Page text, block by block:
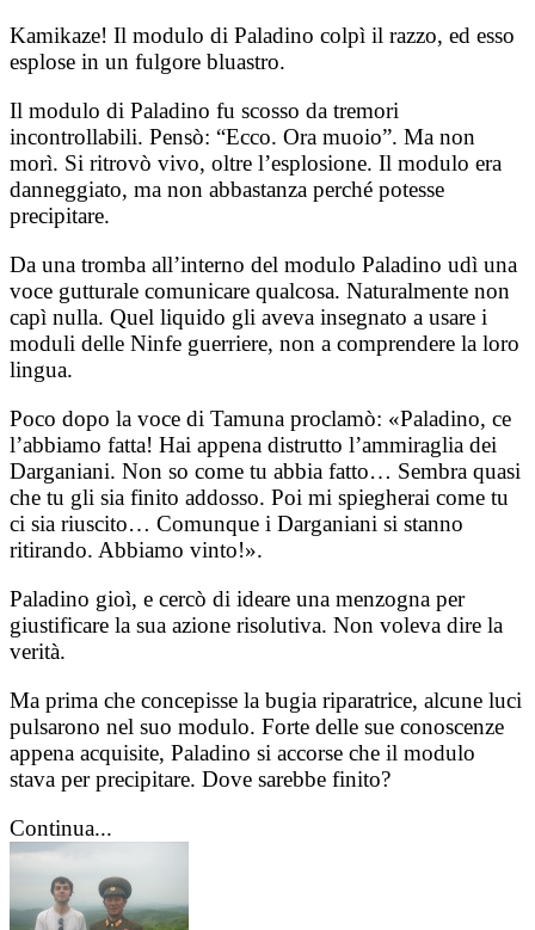
Kamikaze! Il modulo di Paladino colpì il razzo, ed esso
esplose in un fulgore bluastro.
Il modulo di Paladino fu scosso da tremori
incontrollabili. Pensò: “Ecco. Ora muoio”. Ma non
morì. Si ritrovò vivo, oltre l’esplosione. Il modulo era
danneggiato, ma non abbastanza perché potesse
precipitare.
Da una tromba all’interno del modulo Paladino udì una
voce gutturale comunicare qualcosa. Naturalmente non
capì nulla. Quel liquido gli aveva insegnato a usare i
moduli delle Ninfe guerriere, non a comprendere la loro
lingua.
Poco dopo la voce di Tamuna proclamò: «Paladino, ce
l’abbiamo fatta! Hai appena distrutto l’ammiraglia dei
Darganiani. Non so come tu abbia fatto… Sembra quasi
che tu gli sia finito addosso. Poi mi spiegherai come tu
ci sia riuscito… Comunque i Darganiani si stanno
ritirando. Abbiamo vinto!».
Paladino gioì, e cercò di ideare una menzogna per
giustificare la sua azione risolutiva. Non voleva dire la
verità.
Ma prima che concepisse la bugia riparatrice, alcune luci
pulsarono nel suo modulo. Forte delle sue conoscenze
appena acquisite, Paladino si accorse che il modulo
stava per precipitare. Dove sarebbe finito?
Continua...